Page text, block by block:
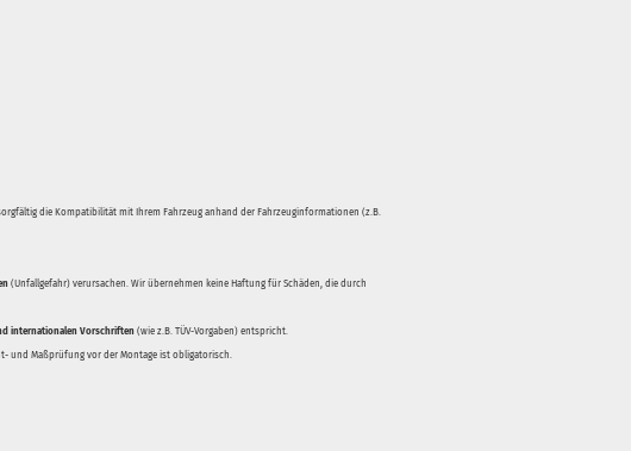
die Kompatibilität mit Ihrem Fahrzeug anhand der Fahrzeuginformationen (z.B.
(Unfallgefahr) verursachen. Wir übernehmen keine Haftung für Schäden, die durch
internationalen Vorschriften (wie z.B. TÜV-Vorgaben) entspricht.
und Maßprüfung vor der Montage ist obligatorisch.